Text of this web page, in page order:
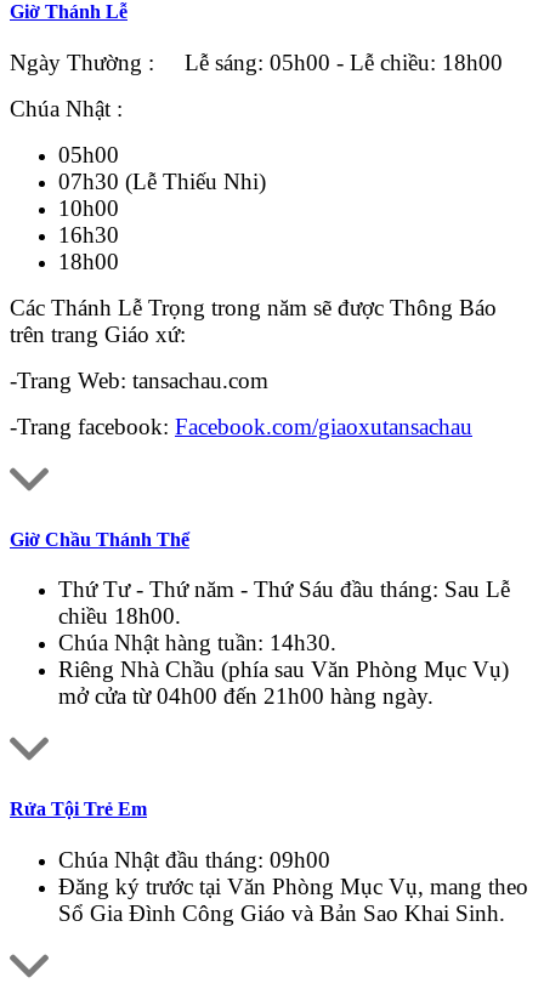
Giờ Thánh Lễ
Ngày Thường : Lễ sáng: 05h00 - Lễ chiều: 18h00
Chúa Nhật :
05h00
07h30 (Lễ Thiếu Nhi)
10h00
16h30
18h00
Các Thánh Lễ Trọng trong năm sẽ được Thông Báo
trên trang Giáo xứ:
-Trang Web: tansachau.com
-Trang facebook: Facebook.com/giaoxutansachau
Giờ Chầu Thánh Thể
Thứ Tư - Thứ năm - Thứ Sáu đầu tháng: Sau Lễ
chiều 18h00.
Chúa Nhật hàng tuần: 14h30.
Riêng Nhà Chầu (phía sau Văn Phòng Mục Vụ)
mở cửa từ 04h00 đến 21h00 hàng ngày.
Rửa Tội Trẻ Em
Chúa Nhật đầu tháng: 09h00
Đăng ký trước tại Văn Phòng Mục Vụ, mang theo
Sổ Gia Đình Công Giáo và Bản Sao Khai Sinh.